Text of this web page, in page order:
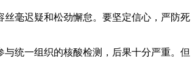
毫迟疑和松劲懈怠。要坚定信心，严防死
统一组织的核酸检测，后果十分严重。但